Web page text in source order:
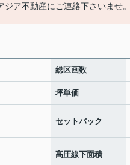
ア不動産にご連絡下さいませ。
総区画数
坪単価
セットバック
高圧線下面積